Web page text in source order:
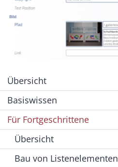
Übersicht
Basiswissen
Für Fortgeschrittene
Übersicht
Bau von Listenelementen